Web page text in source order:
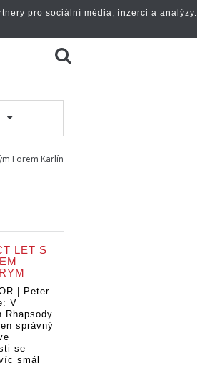
Forem Karlín
LET S
| Peter
V
Rhapsody
správný
se
smál
pro sociální média, inzerci a analýzy.